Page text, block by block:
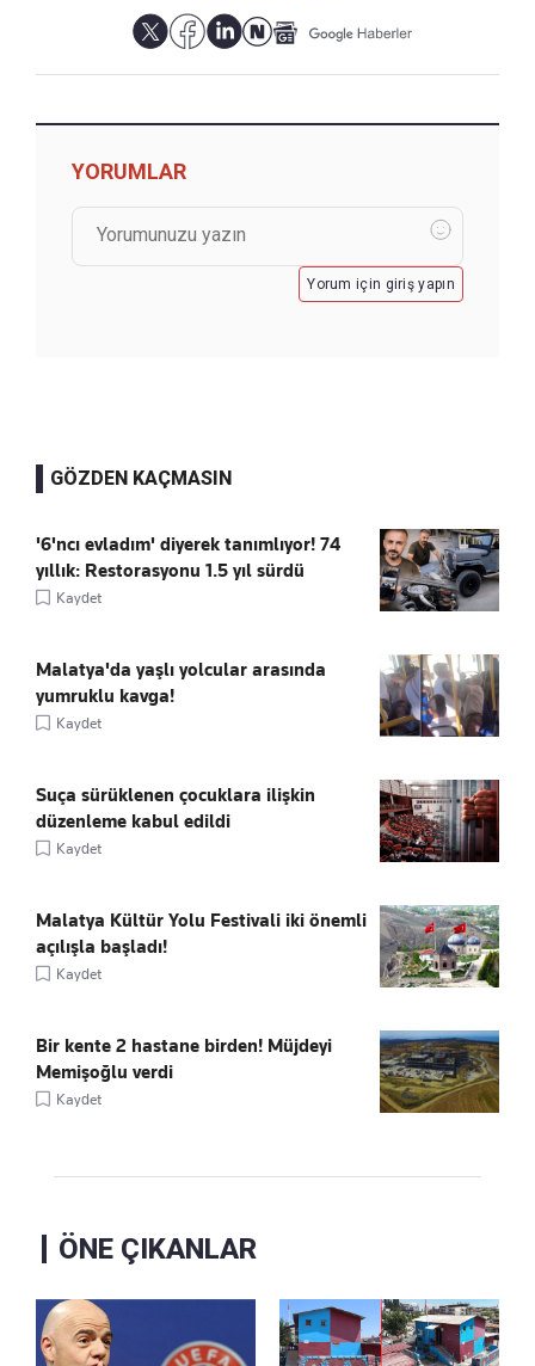
YORUMLAR
Yorum için giriş yapın
GÖZDEN KAÇMASIN
'6'ncı evladım' diyerek tanımlıyor! 74
yıllık: Restorasyonu 1.5 yıl sürdü
Kaydet
Malatya'da yaşlı yolcular arasında
yumruklu kavga!
Kaydet
Suça sürüklenen çocuklara ilişkin
düzenleme kabul edildi
Kaydet
Malatya Kültür Yolu Festivali iki önemli
açılışla başladı!
Kaydet
Bir kente 2 hastane birden! Müjdeyi
Memişoğlu verdi
Kaydet
ÖNE ÇIKANLAR